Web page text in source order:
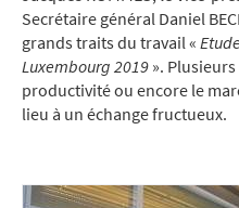
Secrétaire général Daniel
grands traits du travail «
Luxembourg 2019 ».
productivité ou encore le
lieu à un échange fructueux.